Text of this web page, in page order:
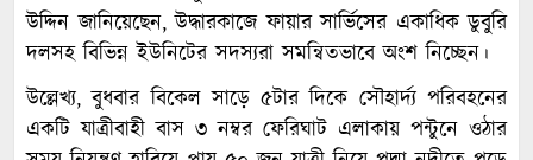
উদ্দিন জানিয়েছেন, উদ্ধারকাজে ফায়ার সার্ভিসের একাধিক ডুবুরি
দলসহ বিভিন্ন ইউনিটের সদস্যরা সমন্বিতভাবে অংশ নিচ্ছেন।
উল্লেখ্য, বুধবার বিকেল সাড়ে ৫টার দিকে সৌহার্দ্য পরিবহনের
একটি যাত্রীবাহী বাস ৩ নম্বর ফেরিঘাট এলাকায় পন্টুনে ওঠার